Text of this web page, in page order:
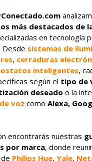
más destacados de
en tecnología
Desde sistemas de
, cerraduras
inteligentes,
según el tipo de
deseado o la
voz como Alexa,
encontrarás nuestras
por marca, donde
Philips Hue, Yale,